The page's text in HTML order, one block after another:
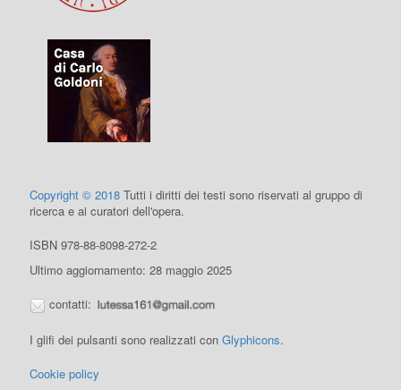
Copyright © 2018 Tutti i diritti dei testi sono riservati al gruppo di
ricerca e ai curatori dell'opera.
ISBN 978-88-8098-272-2
Ultimo aggiornamento: 28 maggio 2025
contatti:
I glifi dei pulsanti sono realizzati conGlyphicons.
Cookie policy